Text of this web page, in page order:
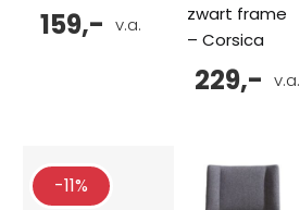
v.a.
159,-
zwart frame
– Corsica
v.a.
229,-
-11%